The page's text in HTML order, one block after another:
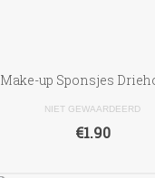
Make-up Sponsjes
NIET GEWAARDEERD
€1.90